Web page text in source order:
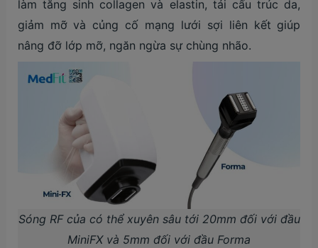
làm tăng sinh collagen và elastin, tái cấu trúc da,
giảm mỡ và củng cố mạng lưới sợi liên kết giúp
nâng đỡ lớp mỡ, ngăn ngừa sự chùng nhão.
Sóng RF của có thể xuyên sâu tới 20mm đối với đầu
MiniFX và 5mm đối với đầu Forma